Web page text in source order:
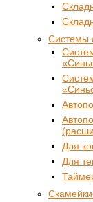
Системы
Для
Для